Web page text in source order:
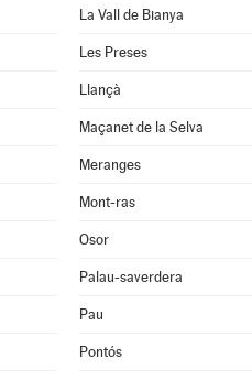
La Vall de Bianya
Les Preses
Llançà
Maçanet de la Selva
Meranges
Mont-ras
Osor
Palau-saverdera
Pau
Pontós